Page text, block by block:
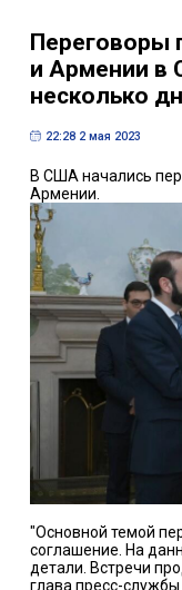
Переговоры
и Армении в
несколько
22:28 2 мая 2023
В США начались
Армении.
"Основной темой
соглашение. На
детали. Встречи
глава пресс-